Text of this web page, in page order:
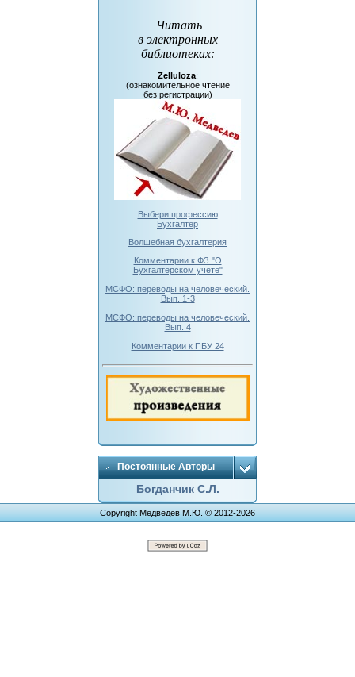
Читать
в электронных
библиотеках:
Zelluloza:
(ознакомительное чтение
без регистрации)
Выбери профессию
Бухгалтер
Волшебная бухгалтерия
Комментарии к ФЗ "О
Бухгалтерском учете"
МСФО: переводы на человеческий.
Вып. 1-3
МСФО: переводы на человеческий.
Вып. 4
Комментарии к ПБУ 24
Постоянные Авторы
Богданчик С.Л.
Copyright Медведев М.Ю. © 2012-2026